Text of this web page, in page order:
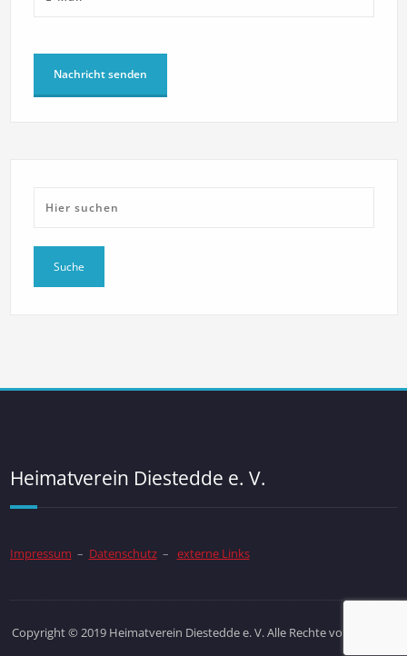
Heimatverein Diestedde e. V.
Impressum – Datenschutz– externe Links
Copyright © 2019 Heimatverein Diestedde e. V. Alle Rechte vorbehalten